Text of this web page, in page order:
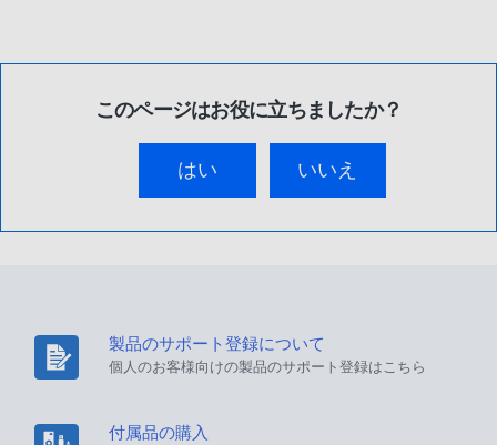
このページはお役に立ちましたか？
はい いいえ
製品のサポート登録について
個人のお客様向けの製品のサポート登録はこちら
付属品の購入